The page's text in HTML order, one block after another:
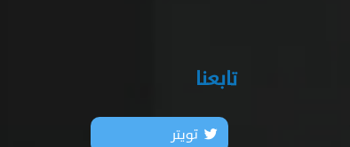
تابعنا
تويتر